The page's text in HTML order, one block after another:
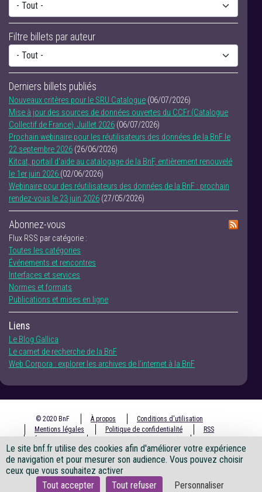
Le site bnf.fr utilise des cookies afin d'améliorer votre expérience
de navigation et pour mesurer son audience. Vous pouvez choisir
ceux que vous souhaitez activer
Tout accepter
Tout refuser Personnaliser
Filtre billets par auteur
Derniers billets publiés
Nouveaux critères pour le SRU Catalogue (06/07/2026)
Mise à jour des sources de données ouvertes du CCFr (Catalogue
Collectif de France). Juillet 2026 (06/07/2026)
Prochain webinaire pour les réutilisateurs des données de la BnF le
22 septembre 2026 (26/06/2026)
Kitcat, portail d'aide au catalogage de la BnF, entièrement renouvelé
le 1er juin 2026 (02/06/2026)
Webinaire pour des réutilisateurs des données de la BnF : prochain
rendez-vous le 23 juin 2026 (27/05/2026)
Abonnez-vous
Flux RSS par catégorie :
Toutes les catégories
Événements et rencontres
Interfaces et services
Normes et formats
Publications et mises en ligne
Liens
Le Blog Gallica
Le carnet de recherche de la BnF
Web Corpora : explorer les archives de l'internet à la BnF
© 2020 BnF À propos
Conditions d'utilisation
Mentions légales
Politique de confidentialité
RSS
X facebook instagram youtube